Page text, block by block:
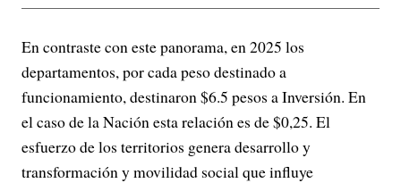
En contraste con este panorama, en 2025 los
departamentos, por cada peso destinado a
funcionamiento, destinaron $6.5 pesos a Inversión. En
el caso de la Nación esta relación es de $0,25. El
esfuerzo de los territorios genera desarrollo y
transformación y movilidad social que influye